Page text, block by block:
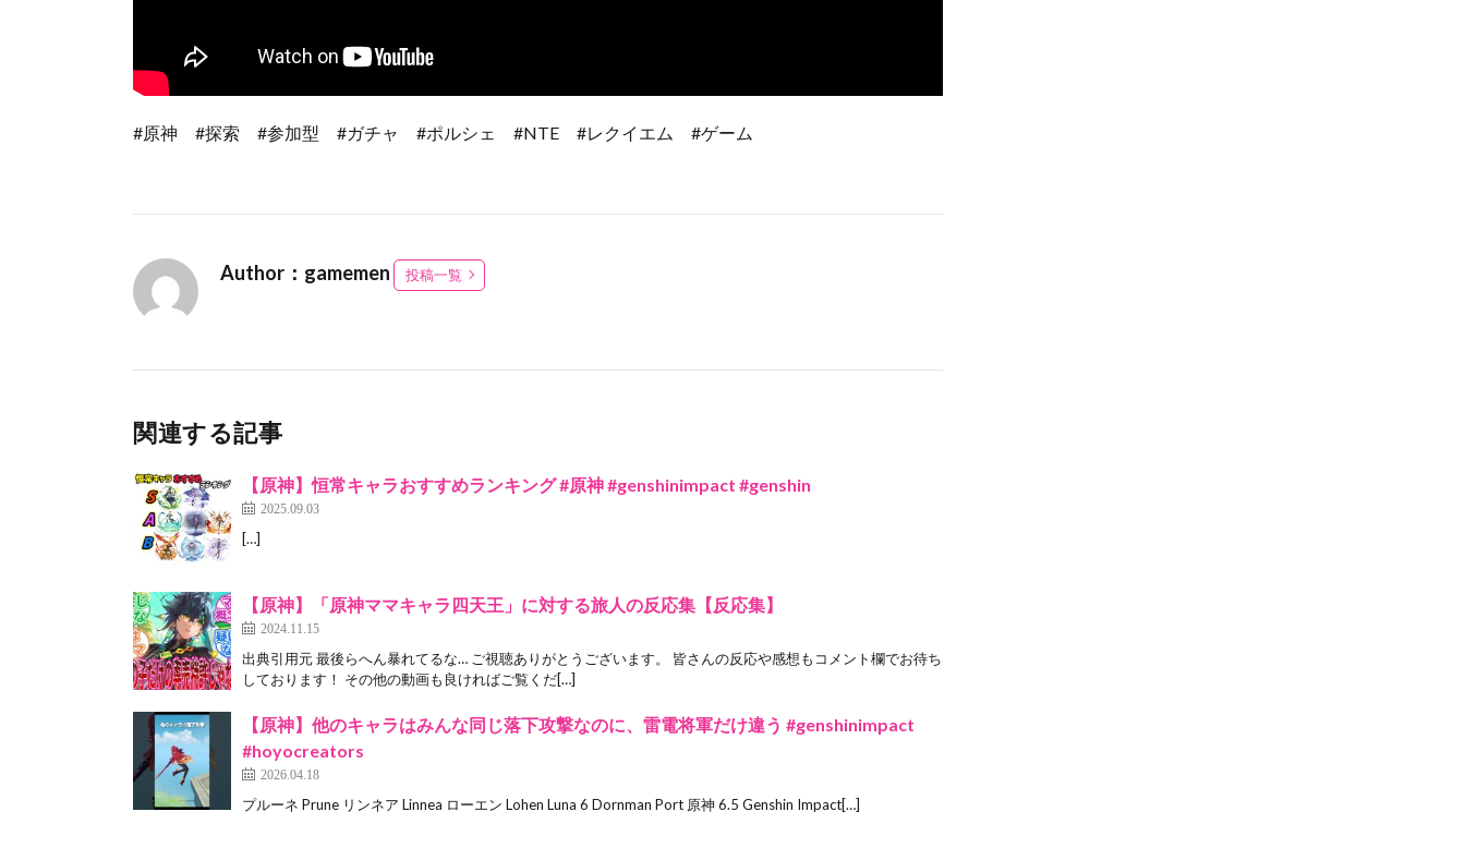
#原神 #探索 #参加型 #ガチャ #ポルシェ #NTE #レクイエム #ゲーム
Author：gamemen 投稿一覧
関連する記事
【原神】恒常キャラおすすめランキング #原神 #genshinimpact #genshin
2025.09.03
[…]
【原神】「原神ママキャラ四天王」に対する旅人の反応集【反応集】
2024.11.15
出典引用元 最後らへん暴れてるな… ご視聴ありがとうございます。 皆さんの反応や感想もコメント欄でお待ち
しております！ その他の動画も良ければご覧くだ[…]
【原神】他のキャラはみんな同じ落下攻撃なのに、雷電将軍だけ違う #genshinimpact
#hoyocreators
2026.04.18
プルーネ Prune リンネア Linnea ローエン Lohen Luna 6 Dornman Port 原神 6.5 Genshin Impact[…]